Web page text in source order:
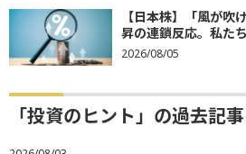
【日本株】「風が吹
昇の連鎖反応。私た
2026/08/05
「投資のヒント」の過去記